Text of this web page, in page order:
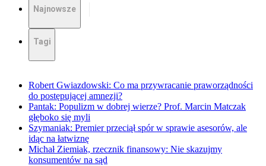
Najnowsze
Tagi
Robert Gwiazdowski: Co ma przywracanie praworządności
do postępującej amnezji?
Pantak: Populizm w dobrej wierze? Prof. Marcin Matczak
głęboko się myli
Szymaniak: Premier przeciął spór w sprawie asesorów, ale
idąc na łatwiznę
Michał Ziemiak, rzecznik finansowy: Nie skazujmy
konsumentów na sąd